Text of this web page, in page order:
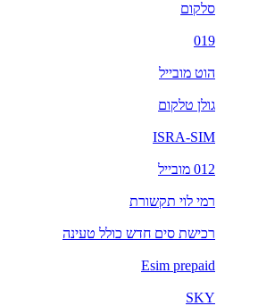
סלקום
019
הוט מובייל
גולן טלקום
ISRA-SIM
012 מובייל
רמי לוי תקשורת
רכישת סים חדש כולל טעינה
Esim prepaid
SKY